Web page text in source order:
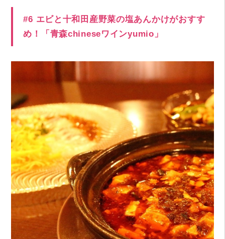
#6 エビと十和田産野菜の塩あんかけがおすす
め！「青森chineseワインyumio」